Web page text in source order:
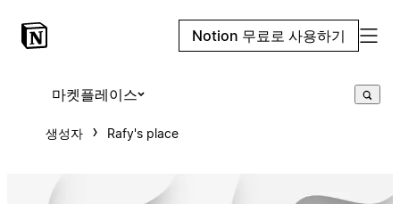
Notion 무료로 사용하기
마켓플레이스
생성자 Rafy's place